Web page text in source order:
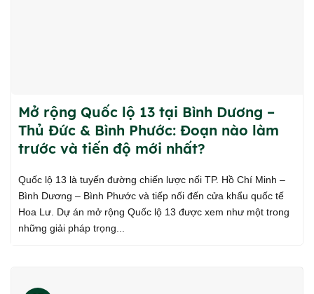
Mở rộng Quốc lộ 13 tại Bình Dương –
Thủ Đức & Bình Phước: Đoạn nào làm
trước và tiến độ mới nhất?
Quốc lộ 13 là tuyến đường chiến lược nối TP. Hồ Chí Minh –
Bình Dương – Bình Phước và tiếp nối đến cửa khẩu quốc tế
Hoa Lư. Dự án mở rộng Quốc lộ 13 được xem như một trong
những giải pháp trọng...